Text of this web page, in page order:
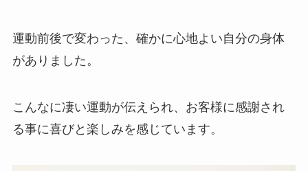
運動前後で変わった、確かに心地よい自分の身体
がありました。
こんなに凄い運動が伝えられ、お客様に感謝され
る事に喜びと楽しみを感じています。